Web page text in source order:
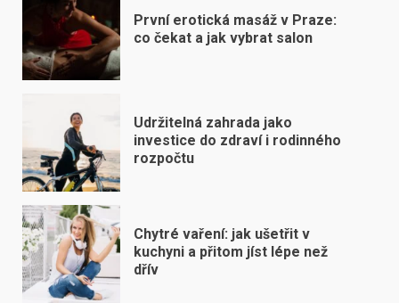
První erotická masáž v Praze:
co čekat a jak vybrat salon
Udržitelná zahrada jako
investice do zdraví i rodinného
rozpočtu
Chytré vaření: jak ušetřit v
kuchyni a přitom jíst lépe než
dřív